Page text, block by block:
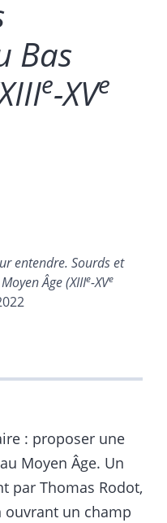
Bas
e-XVe
entendre. Sourds et
Âge (XIIIe-XVe
: proposer une
Moyen Âge. Un
par Thomas Rodot,
un champ